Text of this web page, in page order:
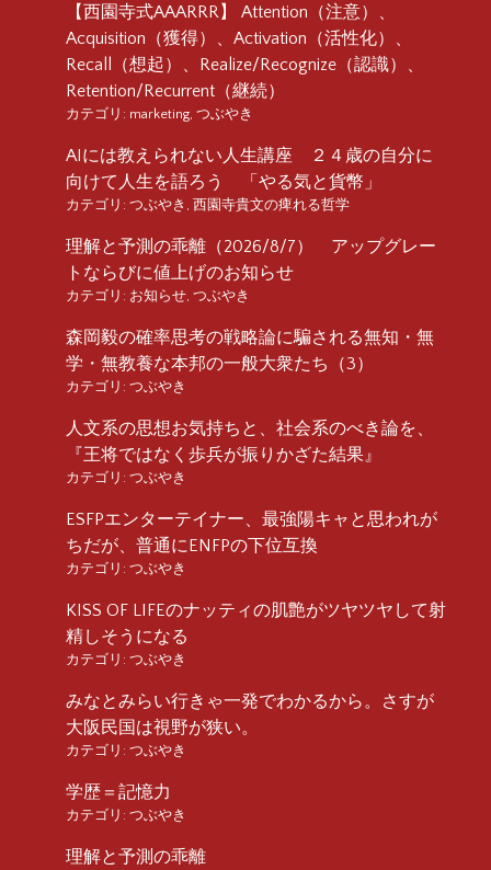
【西園寺式AAARRR】 Attention（注意）、
Acquisition（獲得）、Activation（活性化）、
Recall（想起）、Realize/Recognize（認識）、
Retention/Recurrent（継続）
カテゴリ: marketing つぶやき
AIには教えられない人生講座 ２４歳の自分に
向けて人生を語ろう 「やる気と貨幣」
カテゴリ: つぶやき 西園寺貴文の痺れる哲学
理解と予測の乖離（2026/8/7） アップグレー
トならびに値上げのお知らせ
カテゴリ: お知らせ つぶやき
森岡毅の確率思考の戦略論に騙される無知・無
学・無教養な本邦の一般大衆たち（3）
カテゴリ: つぶやき
人文系の思想お気持ちと、社会系のべき論を、
『王将ではなく歩兵が振りかざた結果』
カテゴリ: つぶやき
ESFPエンターテイナー、最強陽キャと思われが
ちだが、普通にENFPの下位互換
カテゴリ: つぶやき
KISS OF LIFEのナッティの肌艶がツヤツヤして射
精しそうになる
カテゴリ: つぶやき
みなとみらい行きゃ一発でわかるから。さすが
大阪民国は視野が狭い。
カテゴリ: つぶやき
学歴＝記憶力
カテゴリ: つぶやき
理解と予測の乖離